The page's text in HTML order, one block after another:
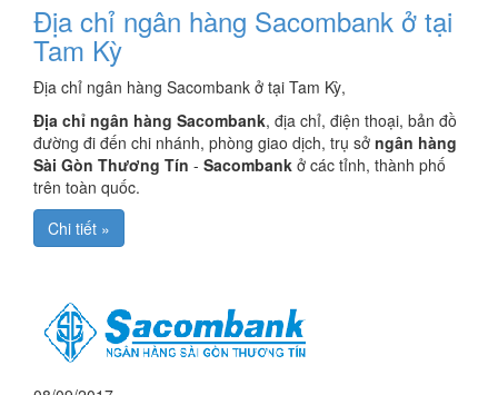
Địa chỉ ngân hàng Sacombank ở tại
Tam Kỳ
Địa chỉ ngân hàng Sacombank ở tại Tam Kỳ,
Địa chỉ ngân hàng Sacombank, địa chỉ, điện thoại, bản đồ
đường đi đến chi nhánh, phòng giao dịch, trụ sở ngân hàng
Sài Gòn Thương Tín - Sacombank ở các tỉnh, thành phố
trên toàn quốc.
Chi tiết »